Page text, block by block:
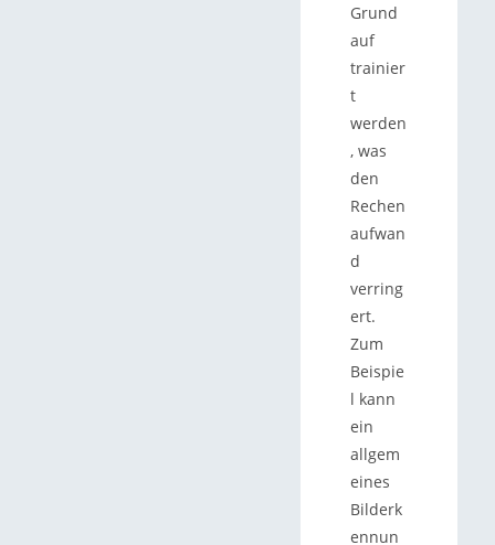
Grund
auf
trainier
t
werden
, was
den
Rechen
aufwan
d
verring
ert.
Zum
Beispie
l kann
ein
allgem
eines
Bilderk
ennun